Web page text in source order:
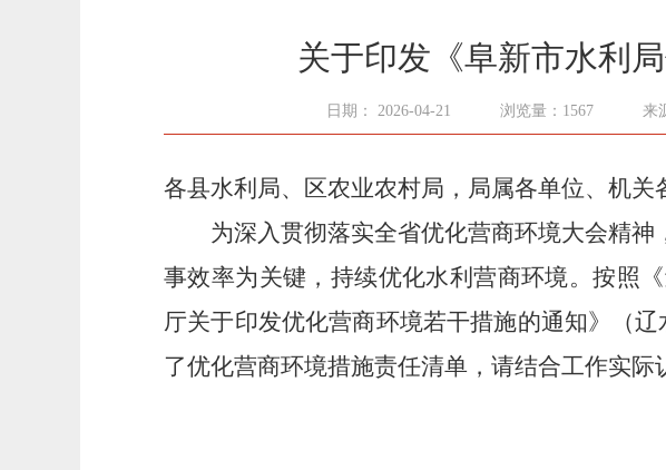
关于印发《阜新市水利
日期： 2026-04-21 浏览量：1567 来
各县水利局、区农业农村局，局属各单位、机关
为深入贯彻落实全省优化营商环境大会精神
事效率为关键， 持续优化水利营商环境。按照
厅关于印发优化营商环境若干措施的通知》（
了优化营商环境措施责任清单，请结合工作实际